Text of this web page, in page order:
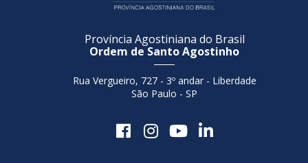
Província Agostiniana do Brasil
Ordem de Santo Agostinho
Rua Vergueiro, 727 - 3º andar - Liberdade
São Paulo - SP